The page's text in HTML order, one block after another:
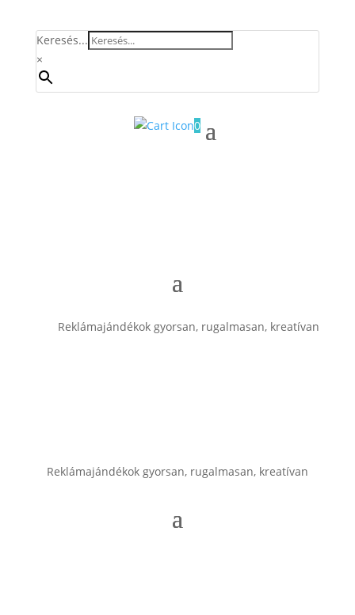
Keresés...
×
0
Reklámajándékok gyorsan, rugalmasan, kreatívan
Reklámajándékok gyorsan, rugalmasan, kreatívan